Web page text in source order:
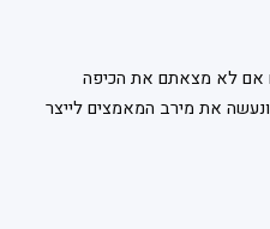
אם לא מצאתם את הכיפה
את מירב המאמצים לייצר